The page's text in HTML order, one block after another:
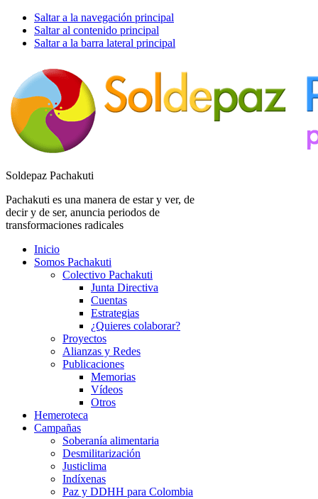
Saltar a la navegación principal
Saltar al contenido principal
Saltar a la barra lateral principal
Soldepaz Pachakuti
Pachakuti es una manera de estar y ver, de
decir y de ser, anuncia periodos de
transformaciones radicales
Inicio
Somos Pachakuti
Colectivo Pachakuti
Junta Directiva
Cuentas
Estrategias
¿Quieres colaborar?
Proyectos
Alianzas y Redes
Publicaciones
Memorias
Vídeos
Otros
Hemeroteca
Campañas
Soberanía alimentaria
Desmilitarización
Justiclima
Indíxenas
Paz y DDHH para Colombia